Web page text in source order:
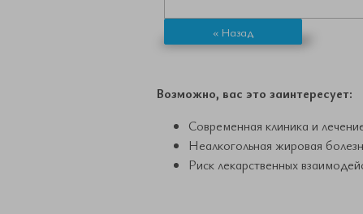
« Назад
Возможно, вас это заинтересует:
Современная клиника и
Неалкогольная жировая
Риск лекарственных